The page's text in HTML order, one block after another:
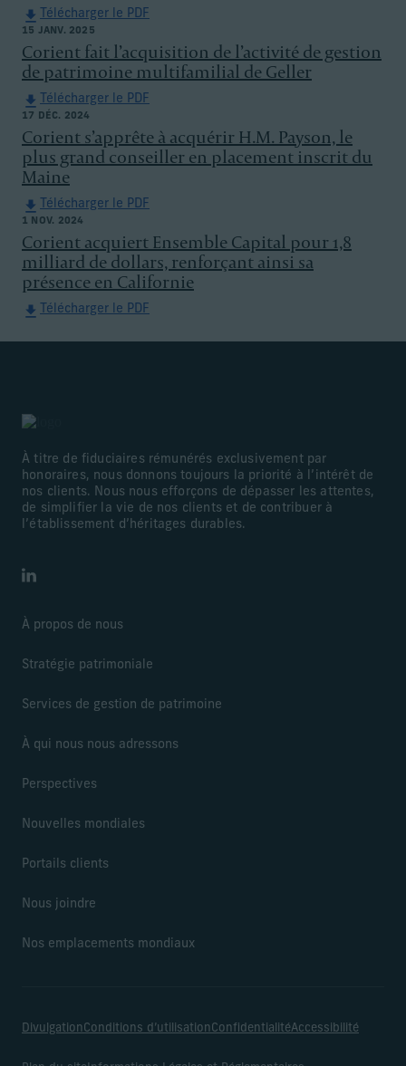
Télécharger le PDF
15 JANV. 2025
Corient fait l’acquisition de l’activité de gestion
de patrimoine multifamilial de Geller
Télécharger le PDF
17 DÉC. 2024
Corient s’apprête à acquérir H.M. Payson, le
plus grand conseiller en placement inscrit du
Maine
Télécharger le PDF
1 NOV. 2024
Corient acquiert Ensemble Capital pour 1,8
milliard de dollars, renforçant ainsi sa
présence en Californie
Télécharger le PDF
À titre de fiduciaires rémunérés exclusivement par
honoraires, nous donnons toujours la priorité à l’intérêt de
nos clients. Nous nous efforçons de dépasser les attentes,
de simplifier la vie de nos clients et de contribuer à
l’établissement d’héritages durables.
LinkedIn
À propos de nous
Stratégie patrimoniale
Services de gestion de patrimoine
À qui nous nous adressons
Perspectives
Nouvelles mondiales
Portails clients
Nous joindre
Nos emplacements mondiaux
DivulgationConditions d’utilisationConfidentialitéAccessibilité